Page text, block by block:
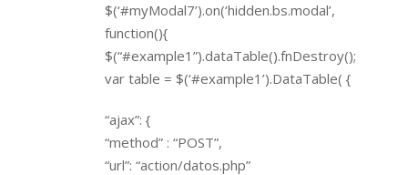
$(‘#myModal7’).on(‘hidden.bs.modal’,
function(){
$(“#example1”).dataTable().fnDestroy();
var table = $(‘#example1’).DataTable( {
“ajax”: {
“method” : “POST”,
“url”: “action/datos.php”